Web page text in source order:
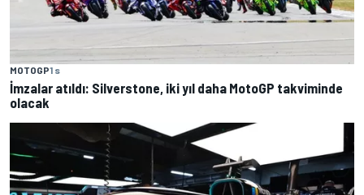
MOTOGP1 s
İmzalar atıldı: Silverstone, iki yıl daha MotoGP takviminde
olacak